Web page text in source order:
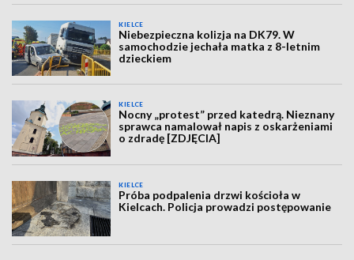
KIELCE
Niebezpieczna kolizja na DK79. W
samochodzie jechała matka z 8-letnim
dzieckiem
KIELCE
Nocny „protest” przed katedrą. Nieznany
sprawca namalował napis z oskarżeniami
o zdradę [ZDJĘCIA]
KIELCE
Próba podpalenia drzwi kościoła w
Kielcach. Policja prowadzi postępowanie